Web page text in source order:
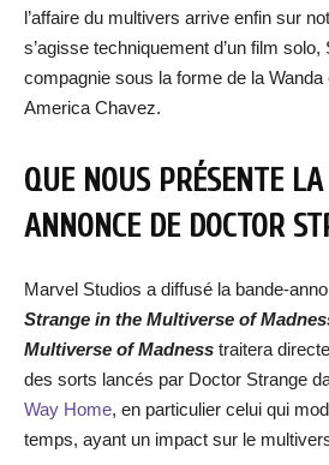
l’affaire du multivers arrive enfin sur
s’agisse techniquement d’un film
compagnie sous la forme de la Wanda
America Chavez.
QUE NOUS PRÉSENTE
ANNONCE DE DOCTOR
Marvel Studios a diffusé la bande-
Strange in the Multiverse of
Multiverse of Madness traitera
des sorts lancés par Doctor Strange
Way Home, en particulier celui qui
temps, ayant un impact sur le